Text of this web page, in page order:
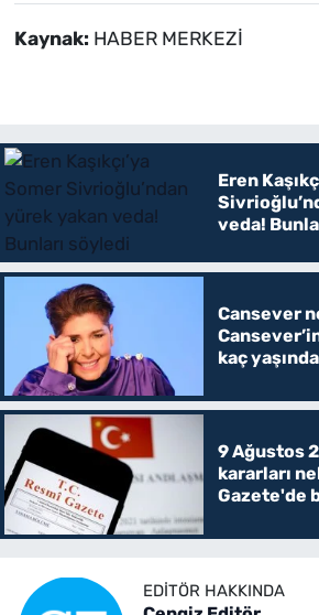
Kaynak: HABER MERKEZİ
Eren
veda!
Cansever
kaç
9 Ağustos
kararları
Gazete'de
affı var mı?
EDITÖR HAKKINDA